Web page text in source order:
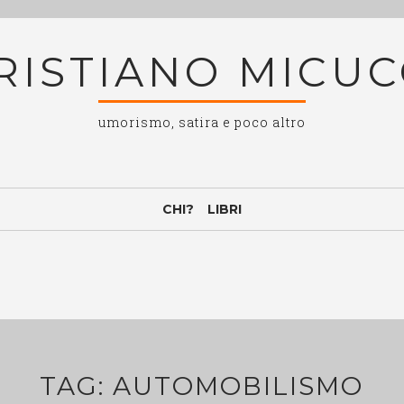
umorismo, satira e poco altro
CHI? LIBRI
TAG:AUTOMOBILISMO